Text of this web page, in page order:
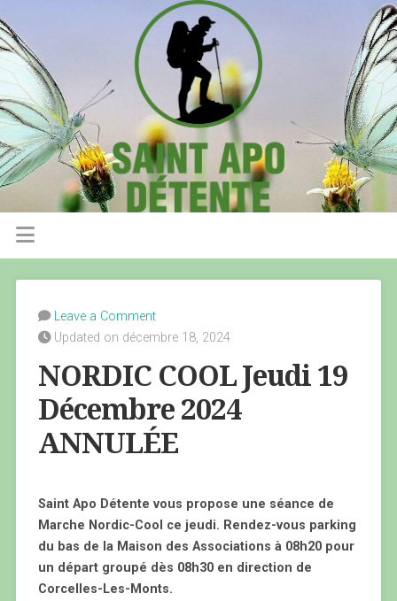
Leave a Comment
Updated on décembre 18, 2024
NORDIC COOL Jeudi 19
Décembre 2024
ANNULÉE
Saint Apo Détente vous propose une séance de
Marche Nordic-Cool ce jeudi. Rendez-vous parking
du bas de la Maison des Associations à 08h20 pour
un départ groupé dès 08h30 en direction de
Corcelles-Les-Monts.